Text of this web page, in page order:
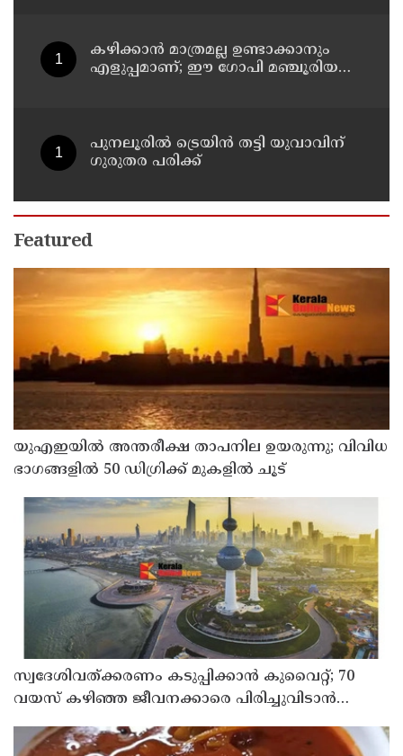
കഴിക്കാൻ മാത്രമല്ല ഉണ്ടാക്കാനും
എളുപ്പമാണ്; ഈ ഗോപി മഞ്ചൂരിയൻ
പുനലൂരിൽ ട്രെയിൻ തട്ടി യുവാവിന്
ഗുരുതര പരിക്ക്
Featured
യുഎഇയില്‍ അന്തരീക്ഷ താപനില ഉയരുന്നു; വിവിധ
ഭാഗങ്ങളില്‍ 50 ഡിഗ്രിക്ക് മുകളില്‍ ചൂട്
സ്വദേശിവത്ക്കരണം കടുപ്പിക്കാന്‍ കുവൈറ്റ്; 70
വയസ് കഴിഞ്ഞ ജീവനക്കാരെ പിരിച്ചുവിടാന്‍